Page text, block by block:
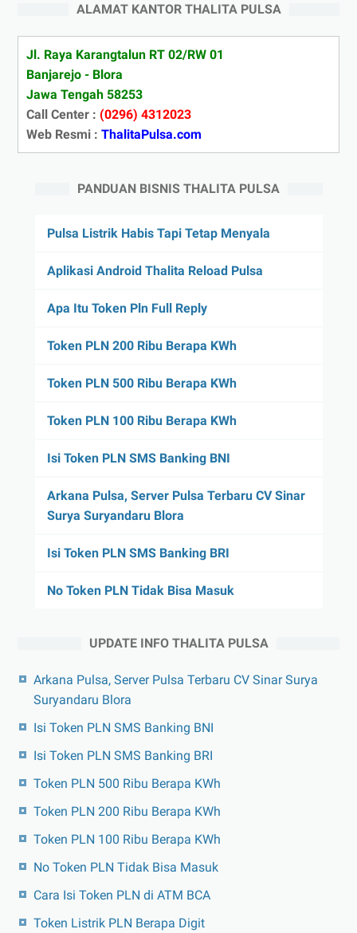
ALAMAT KANTOR THALITA PULSA
Jl. Raya Karangtalun RT 02/RW 01
Banjarejo - Blora
Jawa Tengah 58253
Call Center : (0296) 4312023
Web Resmi : ThalitaPulsa.com
PANDUAN BISNIS THALITA PULSA
Pulsa Listrik Habis Tapi Tetap Menyala
Aplikasi Android Thalita Reload Pulsa
Apa Itu Token Pln Full Reply
Token PLN 200 Ribu Berapa KWh
Token PLN 500 Ribu Berapa KWh
Token PLN 100 Ribu Berapa KWh
Isi Token PLN SMS Banking BNI
Arkana Pulsa, Server Pulsa Terbaru CV Sinar
Surya Suryandaru Blora
Isi Token PLN SMS Banking BRI
No Token PLN Tidak Bisa Masuk
UPDATE INFO THALITA PULSA
Arkana Pulsa, Server Pulsa Terbaru CV Sinar Surya
Suryandaru Blora
Isi Token PLN SMS Banking BNI
Isi Token PLN SMS Banking BRI
Token PLN 500 Ribu Berapa KWh
Token PLN 200 Ribu Berapa KWh
Token PLN 100 Ribu Berapa KWh
No Token PLN Tidak Bisa Masuk
Cara Isi Token PLN di ATM BCA
Token Listrik PLN Berapa Digit